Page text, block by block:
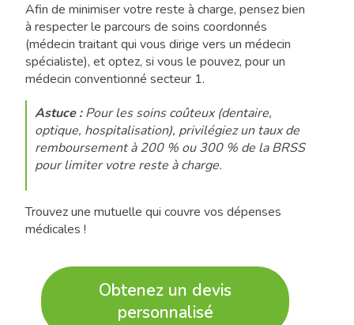
Afin de minimiser votre reste à charge, pensez bien
à respecter le parcours de soins coordonnés
(médecin traitant qui vous dirige vers un médecin
spécialiste), et optez, si vous le pouvez, pour un
médecin conventionné secteur 1.
Astuce :Pour les soins coûteux (dentaire,
optique, hospitalisation), privilégiez un taux de
remboursement à 200 % ou 300 % de la BRSS
pour limiter votre reste à charge.
Trouvez une mutuelle qui couvre vos dépenses
médicales !
Obtenez un devis
personnalisé